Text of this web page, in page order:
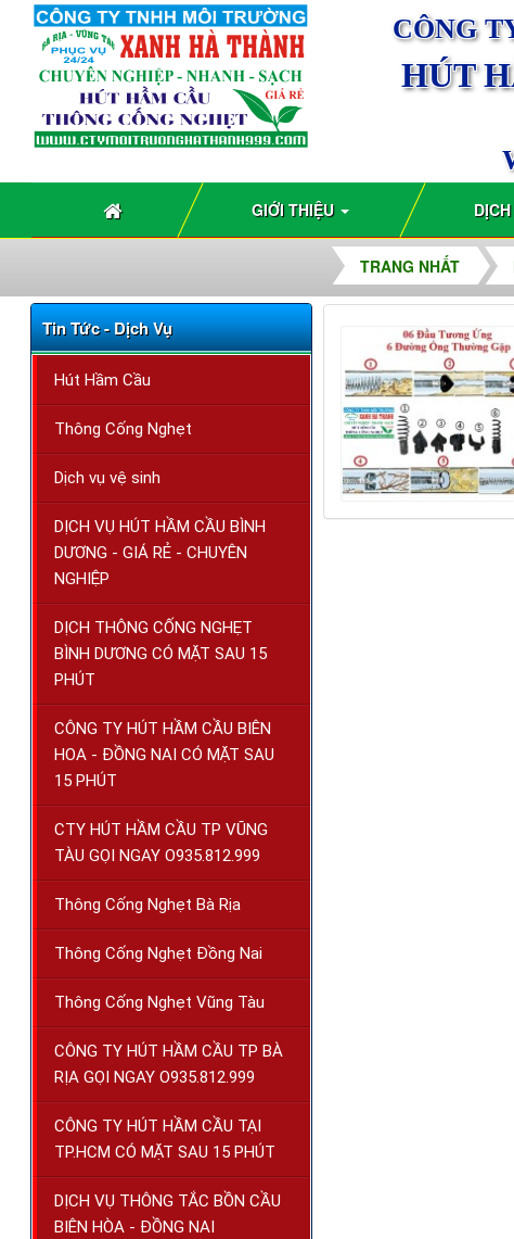
CÔNG
HÚT
GIỚI THIỆU
TRANG NHẤT
Tin Tức - Dịch Vụ
Hút Hầm Cầu
Thông Cống Nghẹt
Dịch vụ vệ sinh
DỊCH VỤ HÚT HẦM CẦU BÌNH
DƯƠNG - GIÁ RẺ - CHUYÊN
NGHIỆP
DỊCH THÔNG CỐNG NGHẸT
BÌNH DƯƠNG CÓ MẶT SAU 15
PHÚT
CÔNG TY HÚT HẦM CẦU BIÊN
HOA - ĐỒNG NAI CÓ MẶT SAU
15 PHÚT
CTY HÚT HẦM CẦU TP VŨNG
TÀU GỌI NGAY O935.812.999
Thông Cống Nghẹt Bà Rịa
Thông Cống Nghẹt Đồng Nai
Thông Cống Nghẹt Vũng Tàu
CÔNG TY HÚT HẦM CẦU TP BÀ
RỊA GỌI NGAY O935.812.999
CÔNG TY HÚT HẦM CẦU TẠI
TP.HCM CÓ MẶT SAU 15 PHÚT
DỊCH VỤ THÔNG TẮC BỒN CẦU
BIÊN HÒA - ĐỒNG NAI